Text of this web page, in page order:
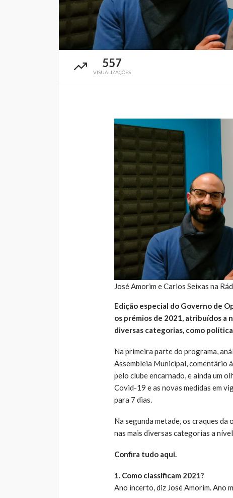
557
VISUALIZAÇÕES
José Amorim e Carlos Seixas na
Edição especial do Governo de
os prémios de 2021, atribuídos a
diversas categorias, como
Na primeira parte do programa,
Assembleia Municipal, comentário
pelo clube encarnado, e ainda um
Covid-19 e as novas medidas em
para 7 dias.
Na segunda metade, os craques
nas mais diversas categorias a
Confira tudo aqui.
1. Como classificam 2021?
Ano incerto, diz José Amorim. Ano